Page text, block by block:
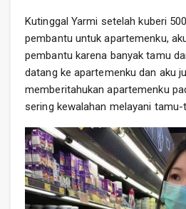
Kutinggal Yarmi setelah kuberi
pembantu untuk apartemenku,
pembantu karena banyak tamu
datang ke apartemenku dan aku
memberitahukan apartemenku
sering kewalahan melayani tamu-